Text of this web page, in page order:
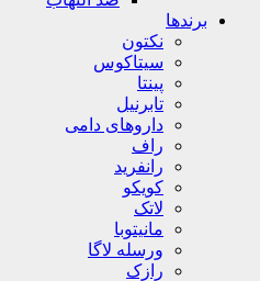
برندها
نکتون
سیتاکوس
پینتا
تابرنیل
داروهای دامی
راف
رانفرید
کویکو
لاتک
مانیتوبا
ورسله لاگا
رازک